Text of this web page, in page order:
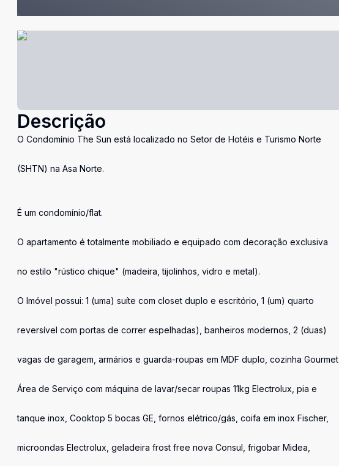
Descrição
O Condomínio The Sun está localizado no Setor de Hotéis e Turismo Norte
(SHTN) na Asa Norte.
É um condomínio/flat.
O apartamento é totalmente mobiliado e equipado com decoração exclusiva
no estilo "rústico chique" (madeira, tijolinhos, vidro e metal).
O Imóvel possui: 1 (uma) suíte com closet duplo e escritório, 1 (um) quarto
reversível com portas de correr espelhadas), banheiros modernos, 2 (duas)
vagas de garagem, armários e guarda-roupas em MDF duplo, cozinha Gourmet,
Área de Serviço com máquina de lavar/secar roupas 11kg Electrolux, pia e
tanque inox, Cooktop 5 bocas GE, fornos elétrico/gás, coifa em inox Fischer,
microondas Electrolux, geladeira frost free nova Consul, frigobar Midea,